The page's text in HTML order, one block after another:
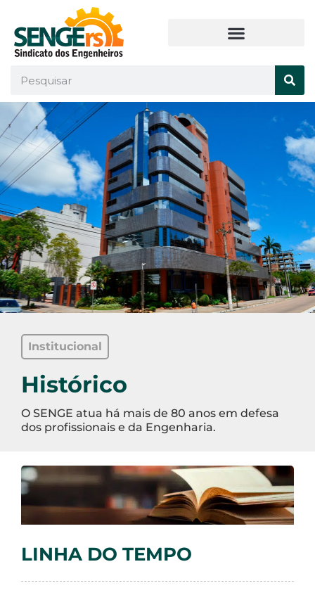
Institucional
Histórico
O SENGE atua há mais de 80 anos em defesa
dos profissionais e da Engenharia.
LINHA DO TEMPO